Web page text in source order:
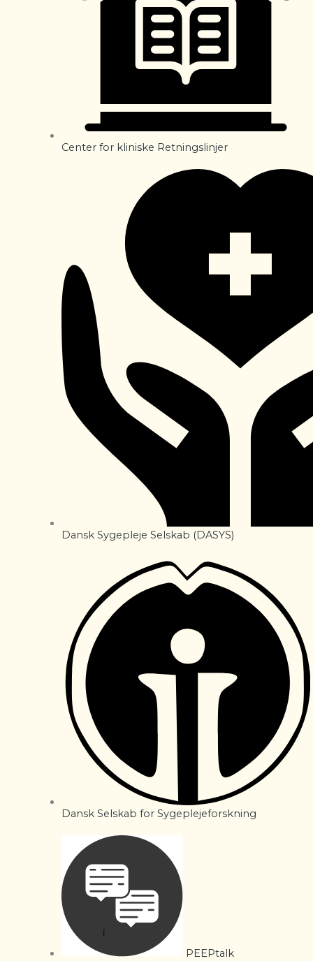
Center for kliniske Retningslinjer
Dansk Sygepleje Selskab (DASYS)
Dansk Selskab for Sygeplejeforskning
PEEPtalk